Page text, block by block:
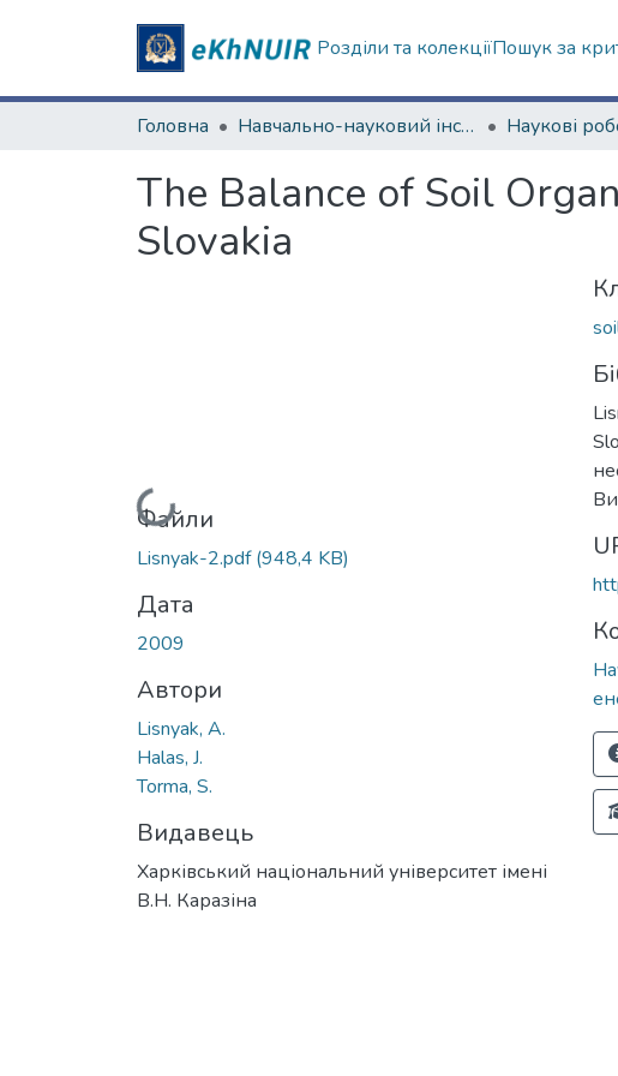
Розділи та колекціїПошук за
Головна Навчально-науковий інститут екології, зеленої енергетики та сталого розвитку
The Balance of Soil
Slovakia
Вантажиться...
Файли
Lisnyak-2.pdf(948,4 KB)
Дата
2009
Автори
Lisnyak, A.
Halas, J.
Torma, S.
Видавець
Харківський національний університет імені
В.Н. Каразіна